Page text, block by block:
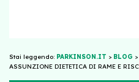
Stai leggendo: PARKINSON.IT > BLOG >
ASSUNZIONE DIETETICA DI RAME E